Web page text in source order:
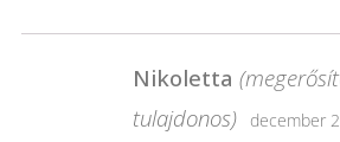
Nikoletta
tulajdonos)
december